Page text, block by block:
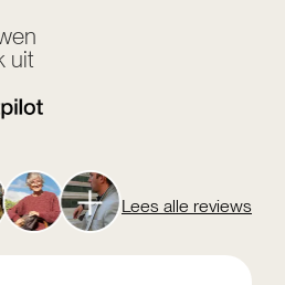
uit
Lees alle reviews